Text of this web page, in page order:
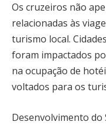
Os cruzeiros não
relacionadas às
turismo local.
foram impactados
na ocupação de
voltados para os
Desenvolvimento